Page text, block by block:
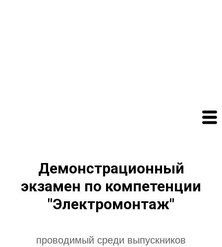
Демонстрационный
экзамен по компетенции
"Электромонтаж"
проводимый среди выпускников